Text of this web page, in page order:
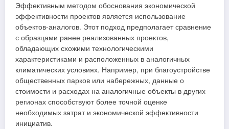
Эффективным методом обоснования экономической
эффективности проектов является использование
объектов-аналогов. Этот подход предполагает сравнение
с образцами ранее реализованных проектов,
обладающих схожими технологическими
характеристиками и расположенных в аналогичных
климатических условиях. Например, при благоустройстве
общественных парков или набережных, данные о
стоимости и расходах на аналогичные объекты в других
регионах способствуют более точной оценке
необходимых затрат и экономической эффективности
инициатив.